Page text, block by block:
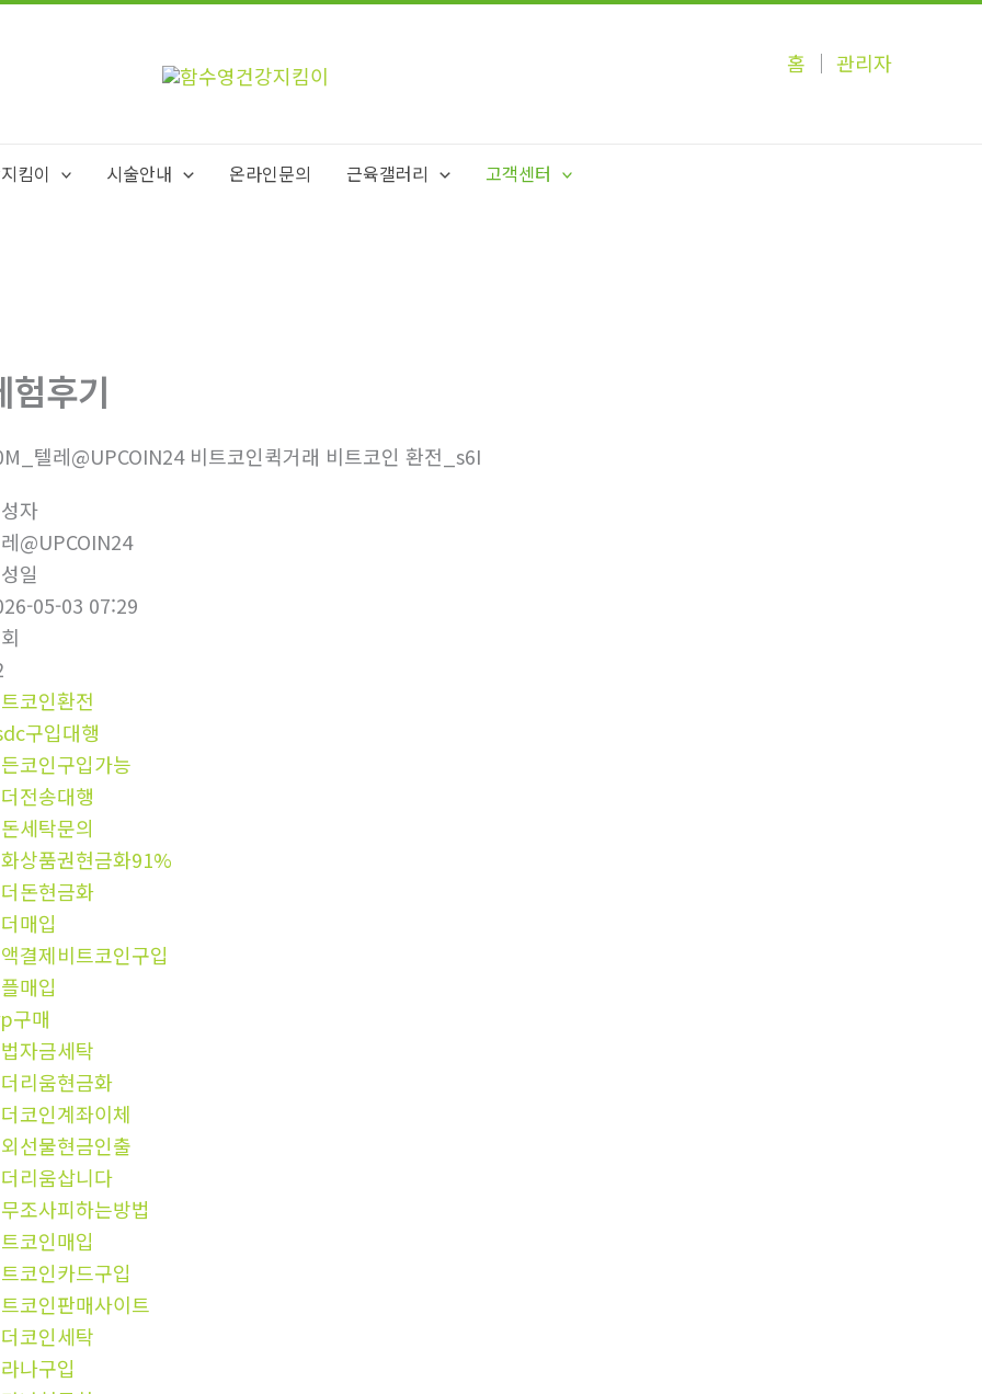
홈 │ 관리자
킴이 시술안내 온라인문의 근육갤러리 고객센터
험후기
텔레@UPCOIN24 비트코인퀵거래 비트코인 환전_s6I
자
@UPCOIN24
일
05-03 07:29
코인환전
구입대행
코인구입가능
전송대행
세탁문의
상품권현금화91%
돈현금화
매입
결제비트코인구입
매입
구매
자금세탁
리움현금화
코인계좌이체
선물현금인출
리움삽니다
조사피하는방법
코인매입
코인카드구입
코인판매사이트
코인세탁
나구입